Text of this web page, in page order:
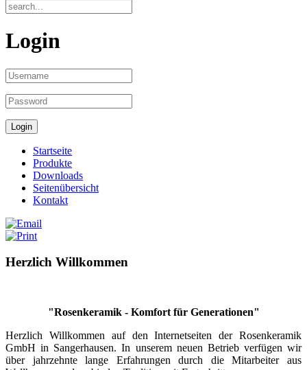
Login
Startseite
Produkte
Downloads
Seitenübersicht
Kontakt
Herzlich Willkommen
"Rosenkeramik - Komfort für Generationen"
Herzlich Willkommen auf den Internetseiten der Rosenkeramik
GmbH in Sangerhausen. In unserem neuen Betrieb verfügen wir
über jahrzehnte lange Erfahrungen durch die Mitarbeiter aus